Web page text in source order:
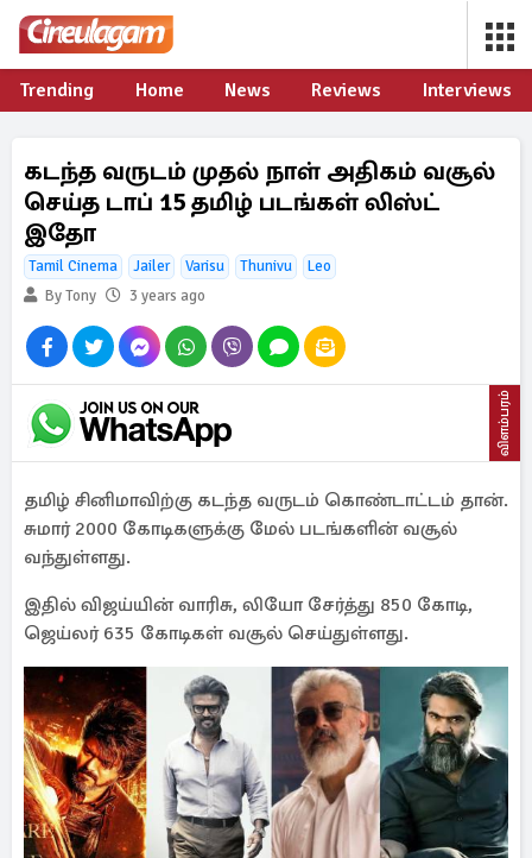
Trending Home News Reviews Interviews
கடந்த வருடம் முதல் நாள் அதிகம் வசூல்
செய்த டாப் 15 தமிழ் படங்கள் லிஸ்ட்
இதோ
Tamil Cinema Jailer Varisu Thunivu
Leo
By Tony
3 years ago
விளம்பரம்
தமிழ் சினிமாவிற்கு கடந்த வருடம் கொண்டாட்டம் தான்.
சுமார் 2000 கோடிகளுக்கு மேல் படங்களின் வசூல்
வந்துள்ளது.
இதில் விஜய்யின் வாரிசு, லியோ சேர்த்து 850 கோடி,
ஜெய்லர் 635 கோடிகள் வசூல் செய்துள்ளது.